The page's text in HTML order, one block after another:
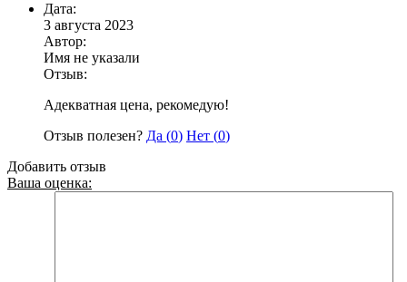
Дата:
3 августа 2023
Автор:
Имя не указали
Отзыв:
Адекватная цена, рекомедую!
Отзыв полезен? Да (0) Нет (0)
Добавить отзыв
Ваша оценка: